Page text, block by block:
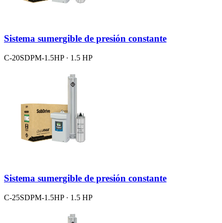
Sistema sumergible de presión constante
C-20SDPM-1.5HP · 1.5 HP
Sistema sumergible de presión constante
C-25SDPM-1.5HP · 1.5 HP